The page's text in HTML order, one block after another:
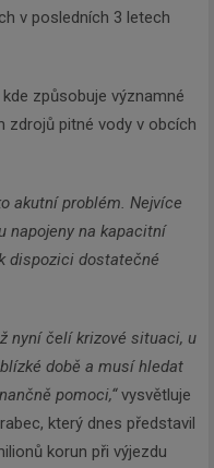
v posledních 3 letech
způsobuje významné
zdrojů pitné vody v obcích
akutní problém. Nejvíce
napojeny na kapacitní
dispozici dostatečné
nyní čelí krizové situaci, u
době a musí hledat
pomoci,“vysvětluje
který dnes představil
korun při výjezdu